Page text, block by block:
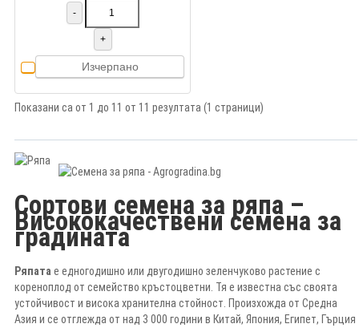
-
+
Изчерпано
Показани са от 1 до 11 от 11 резултата (1 страници)
Сортови семена за ряпа –
Висококачествени семена за
градината
Ряпата е едногодишно или двугодишно зеленчуково растение с
кореноплод от семейство кръстоцветни. Тя е известна със своята
устойчивост и висока хранителна стойност. Произхожда от Средна
Азия и се отглежда от над 3 000 години в Китай, Япония, Египет, Гърция